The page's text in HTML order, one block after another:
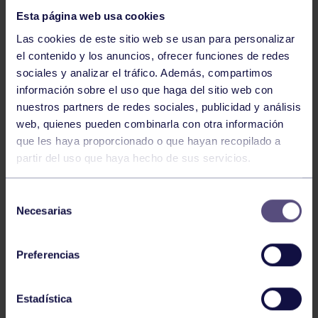
Esta página web usa cookies
Las cookies de este sitio web se usan para personalizar
el contenido y los anuncios, ofrecer funciones de redes
sociales y analizar el tráfico. Además, compartimos
información sobre el uso que haga del sitio web con
nuestros partners de redes sociales, publicidad y análisis
web, quienes pueden combinarla con otra información
que les haya proporcionado o que hayan recopilado a
partir del uso que haya hecho de sus servicios.
Necesarias
Preferencias
Estadística
Balonmano 25 May 2026
LEO CARDELI, CONVOCADO CON
ESPAÑA
Balonmano